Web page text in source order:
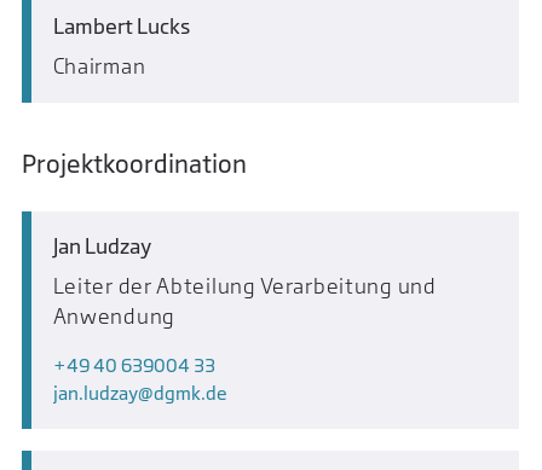
Lambert Lucks
Chairman
Projektkoordination
Jan Ludzay
Leiter der Abteilung Verarbeitung und
Anwendung
+49 40 639004 33
jan.ludzay
dgmk.de